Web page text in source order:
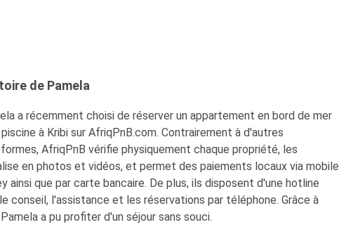
de Pamela
a récemment choisi de réserver un appartement en bord de mer
à Kribi sur AfriqPnB.com. Contrairement à d'autres
AfriqPnB vérifie physiquement chaque propriété, les
en photos et vidéos, et permet des paiements locaux via mobile
ainsi que par carte bancaire. De plus, ils disposent d'une hotline
conseil, l'assistance et les réservations par téléphone. Grâce à
a pu profiter d'un séjour sans souci.